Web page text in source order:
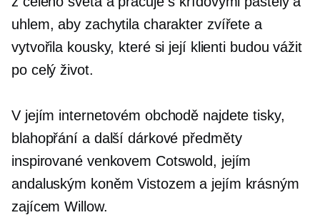
uhlem, aby zachytila ​​charakter zvířete a
vytvořila kousky, které si její klienti budou vážit
po celý život.
V jejím internetovém obchodě najdete tisky,
blahopřání a další dárkové předměty
inspirované venkovem Cotswold, jejím
andaluským koněm Vistozem a jejím krásným
zajícem Willow.